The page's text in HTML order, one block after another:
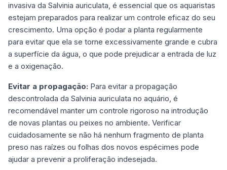
invasiva da Salvinia auriculata, é essencial que os aquaristas
estejam preparados para realizar um controle eficaz do seu
crescimento. Uma opção é podar a planta regularmente
para evitar que ela se torne excessivamente grande e cubra
a superfície da água, o que pode prejudicar a entrada de luz
e a oxigenação.
Evitar a propagação: Para evitar a propagação
descontrolada da Salvinia auriculata no aquário, é
recomendável manter um controle rigoroso na introdução
de novas plantas ou peixes no ambiente. Verificar
cuidadosamente se não há nenhum fragmento de planta
preso nas raízes ou folhas dos novos espécimes pode
ajudar a prevenir a proliferação indesejada.